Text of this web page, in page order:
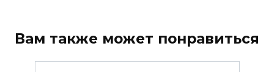
Вам также может понравиться